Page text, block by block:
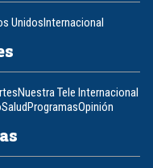
UnidosInternacional
Nuestra Tele Internacional
SaludProgramasOpinión